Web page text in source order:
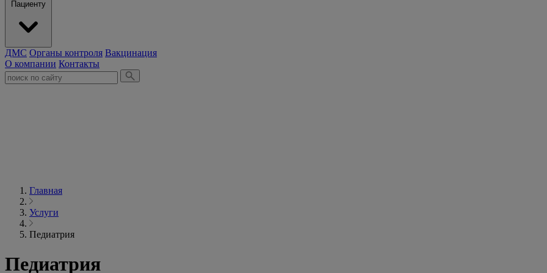
Пациенту
ДМС Органы контроля Вакцинация
О компании Контакты
Главная
Услуги
Педиатрия
Педиатрия